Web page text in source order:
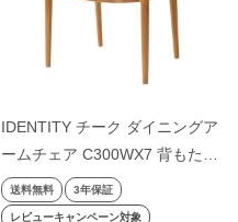
IDENTITY チーク ダイニングア
ームチェア C300WX7 背もたれ
椅子 いす イス 木製 ラタン 肘
掛け 肘付き ナチュラル
送料無料 3年保証
レビューキャンペーン対象